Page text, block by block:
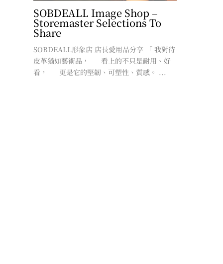
SOBDEALL Image Shop –
Storemaster Selections To
Share
SOBDEALL形象店 店長愛用品分享 「 我對待
皮革猶如藝術品， 看上的不只是耐用、好
看， 更是它的堅韌、可塑性、質感。 ...